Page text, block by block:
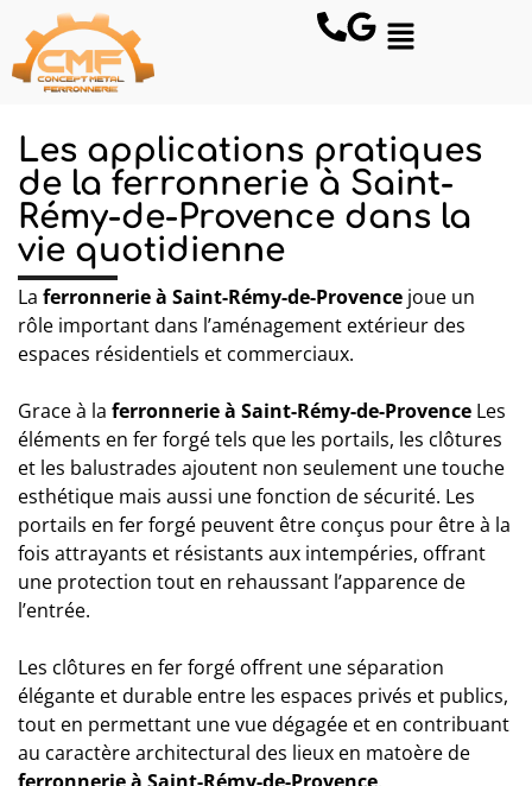
Les applications pratiques
de la ferronnerie à Saint-
Rémy-de-Provence dans la
vie quotidienne
La ferronnerie à Saint-Rémy-de-Provence joue un
rôle important dans l’aménagement extérieur des
espaces résidentiels et commerciaux.
Grace à la ferronnerieà Saint-Rémy-de-Provence Les
éléments en fer forgé tels que les portails, les clôtures
et les balustrades ajoutent non seulement une touche
esthétique mais aussi une fonction de sécurité. Les
portails en fer forgé peuvent être conçus pour être à la
fois attrayants et résistants aux intempéries, offrant
une protection tout en rehaussant l’apparence de
l’entrée.
Les clôtures en fer forgé offrent une séparation
élégante et durable entre les espaces privés et publics,
tout en permettant une vue dégagée et en contribuant
au caractère architectural des lieux en matoère de